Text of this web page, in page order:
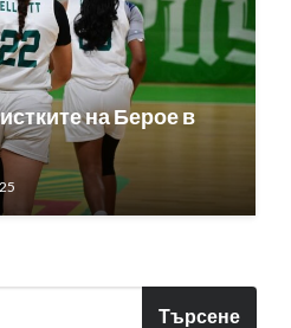
на Берое в
Търсене